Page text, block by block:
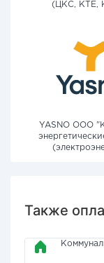
(ЦКС, КТЕ,
YASNO OOO
Также